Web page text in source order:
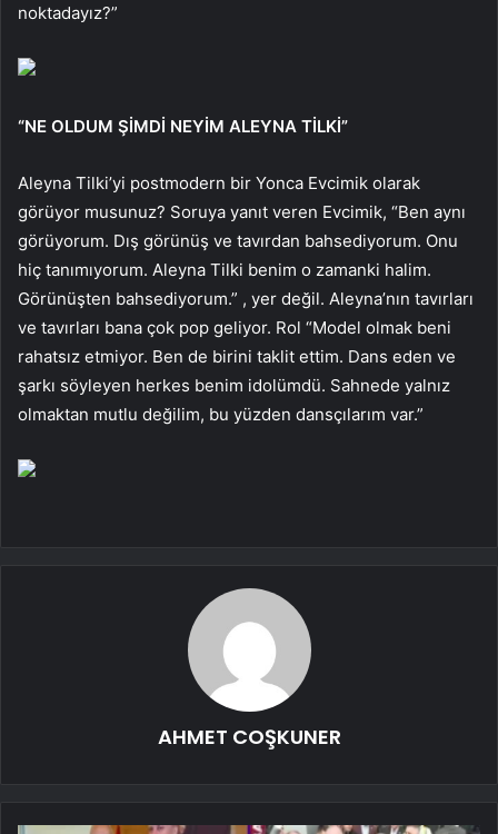
noktadayız?”
“NE OLDUM ŞİMDİ NEYİM ALEYNA TİLKİ”
Aleyna Tilki’yi postmodern bir Yonca Evcimik olarak
görüyor musunuz? Soruya yanıt veren Evcimik, “Ben aynı
görüyorum. Dış görünüş ve tavırdan bahsediyorum. Onu
hiç tanımıyorum. Aleyna Tilki benim o zamanki halim.
Görünüşten bahsediyorum.” , yer değil. Aleyna’nın tavırları
ve tavırları bana çok pop geliyor. Rol “Model olmak beni
rahatsız etmiyor. Ben de birini taklit ettim. Dans eden ve
şarkı söyleyen herkes benim idolümdü. Sahnede yalnız
olmaktan mutlu değilim, bu yüzden dansçılarım var.”
AHMET COŞKUNER